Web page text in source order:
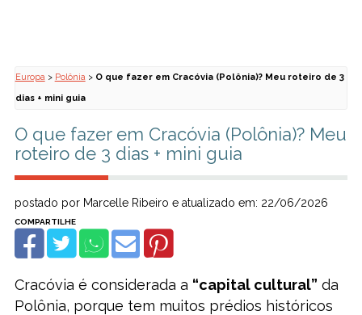
Europa> Polônia> O que fazer em Cracóvia (Polônia)? Meu roteiro de 3
dias + mini guia
O que fazer em Cracóvia (Polônia)? Meu
roteiro de 3 dias + mini guia
postado por Marcelle Ribeiro e atualizado em: 22/06/2026
Cracóvia é considerada a “capital cultural” da
Polônia, porque tem muitos prédios históricos